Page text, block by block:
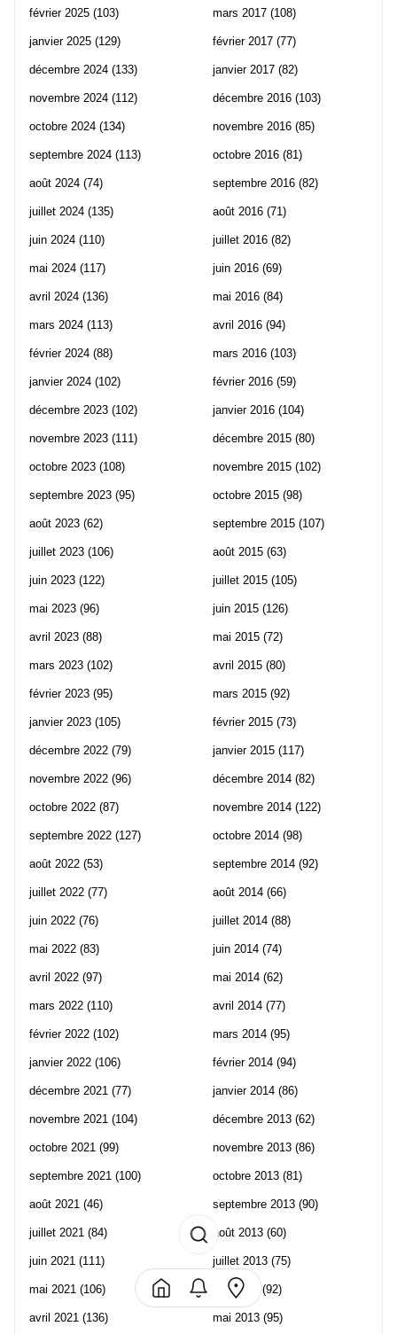
février 2025 (103)
janvier 2025 (129)
décembre 2024 (133)
novembre 2024 (112)
octobre 2024 (134)
septembre 2024 (113)
août 2024 (74)
juillet 2024 (135)
juin 2024 (110)
mai 2024 (117)
avril 2024 (136)
mars 2024 (113)
février 2024 (88)
janvier 2024 (102)
décembre 2023 (102)
novembre 2023 (111)
octobre 2023 (108)
septembre 2023 (95)
août 2023 (62)
juillet 2023 (106)
juin 2023 (122)
mai 2023 (96)
avril 2023 (88)
mars 2023 (102)
février 2023 (95)
janvier 2023 (105)
décembre 2022 (79)
novembre 2022 (96)
octobre 2022 (87)
septembre 2022 (127)
août 2022 (53)
juillet 2022 (77)
juin 2022 (76)
mai 2022 (83)
avril 2022 (97)
mars 2022 (110)
février 2022 (102)
janvier 2022 (106)
décembre 2021 (77)
novembre 2021 (104)
octobre 2021 (99)
septembre 2021 (100)
août 2021 (46)
juillet 2021 (84)
juin 2021 (111)
mai 2021 (106)
avril 2021 (136)
mars 2017 (108)
février 2017 (77)
janvier 2017 (82)
décembre 2016 (103)
novembre 2016 (85)
octobre 2016 (81)
septembre 2016 (82)
août 2016 (71)
juillet 2016 (82)
juin 2016 (69)
mai 2016 (84)
avril 2016 (94)
mars 2016 (103)
février 2016 (59)
janvier 2016 (104)
décembre 2015 (80)
novembre 2015 (102)
octobre 2015 (98)
septembre 2015 (107)
août 2015 (63)
juillet 2015 (105)
juin 2015 (126)
mai 2015 (72)
avril 2015 (80)
mars 2015 (92)
février 2015 (73)
janvier 2015 (117)
décembre 2014 (82)
novembre 2014 (122)
octobre 2014 (98)
septembre 2014 (92)
août 2014 (66)
juillet 2014 (88)
juin 2014 (74)
mai 2014 (62)
avril 2014 (77)
mars 2014 (95)
février 2014 (94)
janvier 2014 (86)
décembre 2013 (62)
novembre 2013 (86)
octobre 2013 (81)
septembre 2013 (90)
août 2013 (60)
juillet 2013 (75)
juin 2013 (92)
mai 2013 (95)